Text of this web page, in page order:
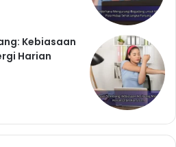
Kebiasaan
Harian